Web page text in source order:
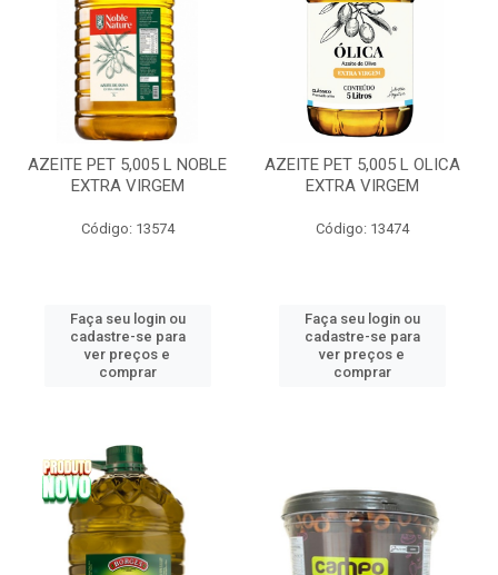
AZEITE PET 5,005 L NOBLE
EXTRA VIRGEM
Código: 13574
Faça seu login ou
cadastre-se para
ver preços e
comprar
AZEITE PET 5,005 L OLICA
EXTRA VIRGEM
Código: 13474
Faça seu login ou
cadastre-se para
ver preços e
comprar